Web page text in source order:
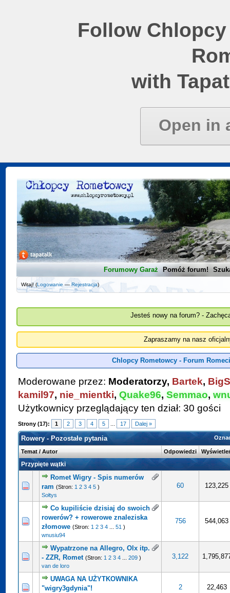
Follow
with
Open in
Forumowy Garaż Pomóż forum!
Witaj! (Logowanie —Rejestracja)
Jesteś nowy na forum? -
Zapraszamy na nasz
Chlopcy Rometowcy - Forum
Moderowane przez: Moderatorzy, Bartek,
kamil97, nie_mientki,Quake96,Semmao,
Użytkownicy przeglądający ten dział: 30 gości
Strony (17): 1 2 3 4 5 17 Dalej »
Rowery - Pozostałe pytania
Temat/Autor Odpowiedzi
Przypięte wątki
Romet Wigry - Spis numerów
ram (Stron: 1 2 3 4 5 )
Sołtys
60 123,225
4 na 5 gwiazdek
Co kupiliście dzisiaj do swoich
rowerów? + rowerowe znaleziska
złomowe (Stron: 1 2 3 4 ...51 )
wnusiu94
756 544,063
5 na 5 gwiazdek
Wypatrzone na Allegro, Olx itp.
- ZZR, Romet (Stron: 1 2 3 4 ...209 )
van de loro
3,122
3.89 na 5 gwiazdek
UWAGA NA UŻYTKOWNIKA
"wigry3gdynia"!
2 22,463
5 gwiazdek